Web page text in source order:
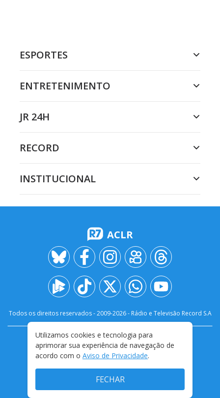
ESPORTES
ENTRETENIMENTO
JR 24H
RECORD
INSTITUCIONAL
ACLR
Todos os direitos reservados - 2009-2026- Rádio e Televisão Record S.A
FALE CONOSCO
PRIVACIDADE
TERMOS E CONDIÇÕES DE USO
Utilizamos cookies e tecnologia para
aprimorar sua experiência de navegação de
acordo com o Aviso de Privacidade.
FECHAR